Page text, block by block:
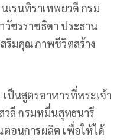
เรนทิราเทพยวดี กรม
ชรราชธิดา ประธาน
สริมคุณภาพชีวิตสร้าง
ป็นสูตรอาหารที่พระเจ้า
วลี กรมหมื่นสุทธนารี
อนการผลิต เพื่อให้ได้